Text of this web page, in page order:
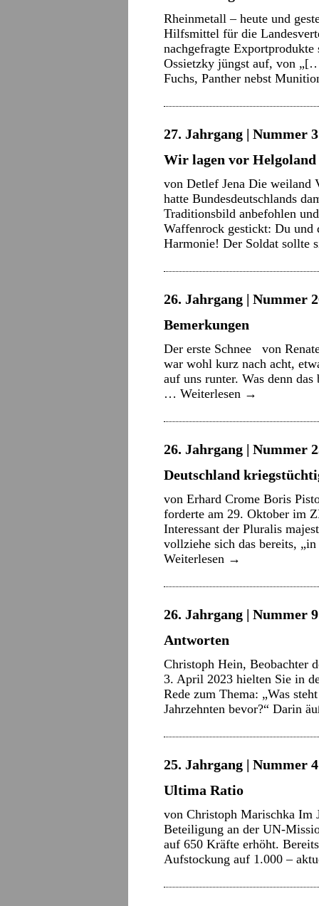
Rheinmetall – heute und
Hilfsmittel für die
nachgefragte
Ossietzky jüngst auf, von
Fuchs, Panther nebst
27. Jahrgang | Nummer
Wir lagen vor Helgoland
von Detlef Jena Die weiland
hatte Bundesdeutschlands
Traditionsbild anbefohlen
Waffenrock gestickt: Du und
Harmonie! Der Soldat
26. Jahrgang | Nummer
Bemerkungen
Der erste Schnee von
war wohl kurz nach acht,
auf uns runter. Was denn
… Weiterlesen →
26. Jahrgang | Nummer
Deutschland
von Erhard Crome Boris
forderte am 29. Oktober im
Interessant der Pluralis
vollziehe sich das bereits,
Weiterlesen →
26. Jahrgang | Nummer
Antworten
Christoph Hein, Beobachter
3. April 2023 hielten Sie in
Rede zum Thema: „Was
Jahrzehnten bevor?“ Darin
25. Jahrgang | Nummer
Ultima Ratio
von Christoph Marischka Im
Beteiligung an der UN-
auf 650 Kräfte erhöht.
Aufstockung auf 1.000 –